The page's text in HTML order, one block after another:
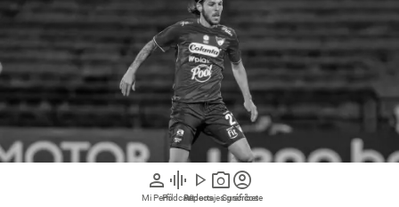
person
Mi Perfil
graphic_eq
Pódcast
play_arrow
Videos
photo_camera
Reportajes gráficos
account_circle
Suscríbete